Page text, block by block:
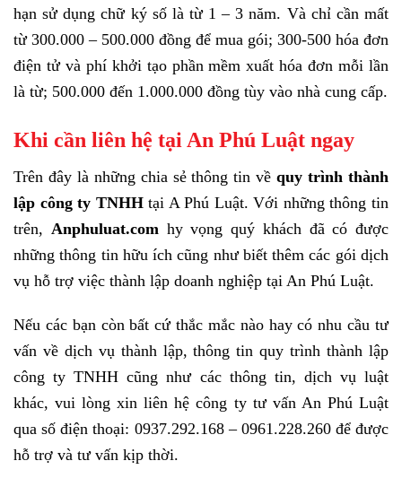
hạn sử dụng chữ ký số là từ 1 – 3 năm. Và chỉ cần mất
từ 300.000 – 500.000 đồng để mua gói; 300-500 hóa đơn
điện tử và phí khởi tạo phần mềm xuất hóa đơn mỗi lần
là từ; 500.000 đến 1.000.000 đồng tùy vào nhà cung cấp.
Khi cần liên hệ tại An Phú Luật ngay
Trên đây là những chia sẻ thông tin vềquy trình thành
lập công ty TNHHtại A Phú Luật. Với những thông tin
trên, Anphuluat.com hy vọng quý khách đã có được
những thông tin hữu ích cũng như biết thêm các gói dịch
vụ hỗ trợ việc thành lập doanh nghiệp tại An Phú Luật.
Nếu các bạn còn bất cứ thắc mắc nào hay có nhu cầu tư
vấn về dịch vụ thành lập, thông tin quy trình thành lập
công ty TNHH cũng như các thông tin, dịch vụ luật
khác, vui lòng xin liên hệ công ty tư vấn An Phú Luật
qua số điện thoại: 0937.292.168 – 0961.228.260 để được
hỗ trợ và tư vấn kịp thời.